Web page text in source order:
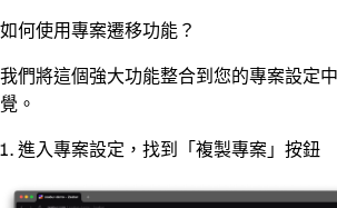
如何使用專案遷移功能？
我們將這個強大功能整合到您的專案設定
覺。
進入專案設定，找到「複製專案」按鈕